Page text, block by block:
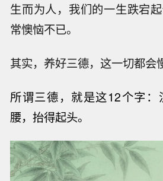
生而为人，我们的一生跌宕
常懊恼不已。
其实，养好三德，这一切都会
所谓三德，就是这12个字：
腰，抬得起头。